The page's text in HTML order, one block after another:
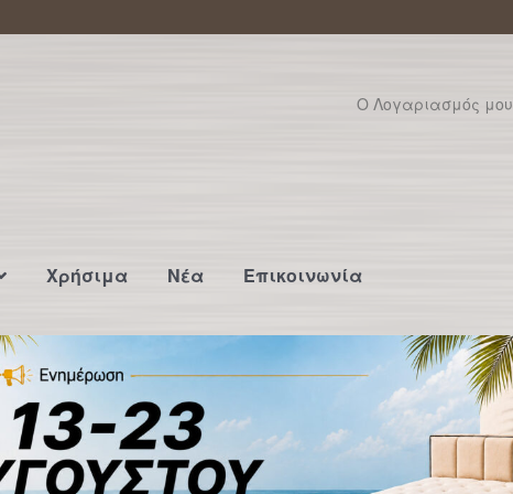
Ο Λογαριασμός μου
Χρήσιμα Νέα Επικοινωνία